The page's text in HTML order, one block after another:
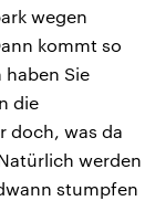
wegen
kommt so
Sie
die
doch, was da
werden
stumpfen